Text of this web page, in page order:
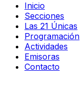
Inicio
Secciones
Las 21 Únicas
Programación
Actividades
Emisoras
Contacto